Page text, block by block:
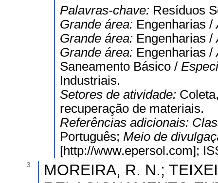
Palavras-chave: Resíduos
Grande área: Engenharias /
Grande área: Engenharias /
Grande área: Engenharias /
Saneamento Básico /
Industriais.
Setores de atividade:
recuperação de materiais.
Referências adicionais:
Português; Meio de
[http://www.epersol.com];
3.
MOREIRA, R. N.;